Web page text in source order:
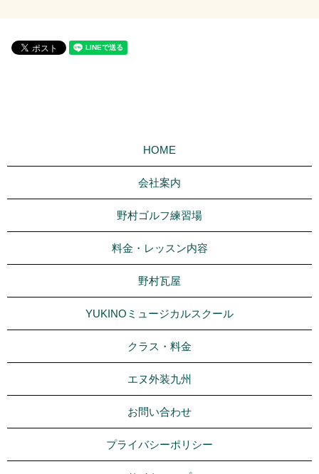
HOME
会社案内
野村ゴルフ練習場
料金・レッスン内容
野村瓦屋
YUKINOミュージカルスクール
クラス・料金
エヌ外装九州
お問い合わせ
プライバシーポリシー